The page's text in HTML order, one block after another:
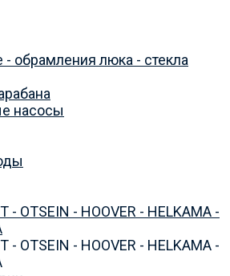
обрамления люка - стекла
насосы
- OTSEIN - HOOVER - HELKAMA -
- OTSEIN - HOOVER - HELKAMA -